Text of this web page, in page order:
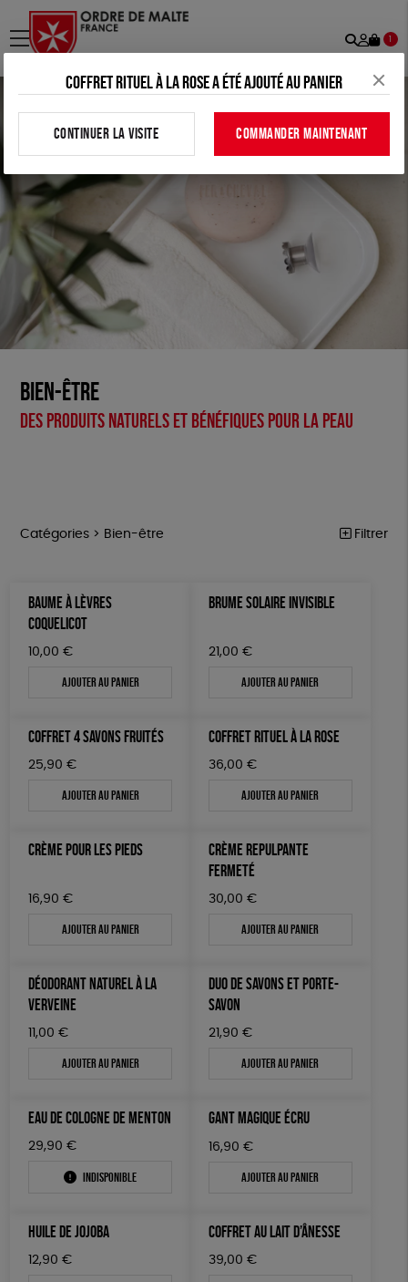
menu
Mon
1
Bien-être
Des produits naturels et bénéfiques pour la peau
Catégories > Bien-être Filtrer
ACCESSOIRES
MAISON
BIEN-ÊTRE
TOUT
Par défaut
Popularité
Nouveauté
Prix : du - cher au + cher
Prix
50 € - 100 €
150 € - 200 €
Plus de 200€
Couleur
Mots clés
BAUME À LÈVRES
COQUELICOT
10,00 €
Ajouter au panier
BRUME SOLAIRE INVISIBLE
21,00 €
Ajouter au panier
COFFRET 4 SAVONS FRUITÉS
25,90 €
Ajouter au panier
COFFRET RITUEL À LA ROSE
36,00 €
Ajouter au panier
CRÈME POUR LES PIEDS
16,90 €
Ajouter au panier
CRÈME REPULPANTE
FERMETÉ
30,00 €
Ajouter au panier
DÉODORANT NATUREL À LA
VERVEINE
11,00 €
Ajouter au panier
DUO DE SAVONS ET PORTE-
SAVON
21,90 €
Ajouter au panier
EAU DE COLOGNE DE MENTON
29,90 €
Indisponible
GANT MAGIQUE ÉCRU
16,90 €
Ajouter au panier
HUILE DE JOJOBA
12,90 €
COFFRET AU LAIT D’ÂNESSE
39,00 €
Coffret rituel à la rose a été ajouté au panier
CONTINUER LA VISITE COMMANDER MAINTENANT